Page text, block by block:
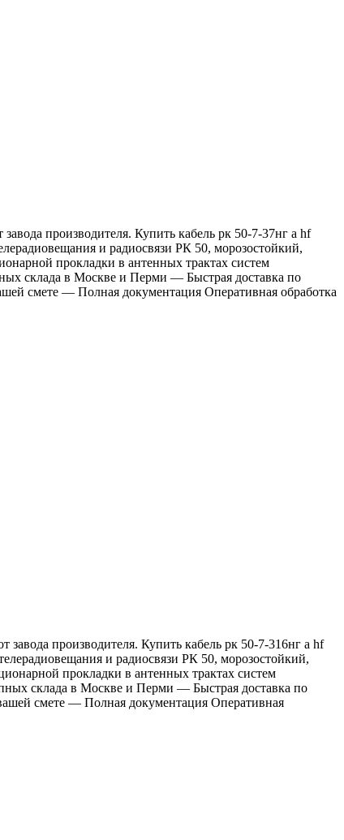
производителя. Купить кабель рк 50-7-37нг а hf
и радиосвязи РК 50, морозостойкий,
прокладки в антенных трактах систем
склада в Москве и Перми — Быстрая доставка по
смете — Полная документация Оперативная обработка
производителя. Купить кабель рк 50-7-316нг а hf
и радиосвязи РК 50, морозостойкий,
прокладки в антенных трактах систем
склада в Москве и Перми — Быстрая доставка по
смете — Полная документация Оперативная